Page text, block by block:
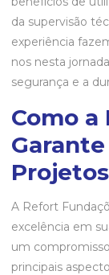
da supervisão
experiência
nos nesta
segurança e a
Como a
A Refort
excelência em
um
principais